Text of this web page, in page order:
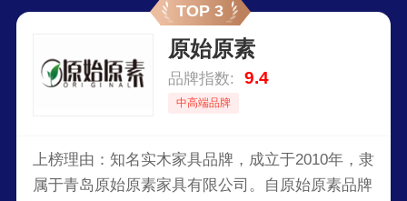
TOP 3
原始原素
品牌指数: 9.4
中高端品牌
上榜理由：知名实木家具品牌，成立于2010年，隶
属于青岛原始原素家具有限公司。自原始原素品牌